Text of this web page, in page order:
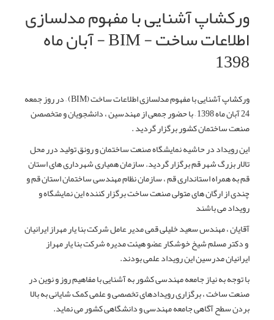
وركشاپ آشنایی با مفهوم مدلسازی
اطلاعات ساخت - BIM - آبان ماه
1398
ورکشاپ آشنایی با مفهوم مدلسازی اطلاعات ساخت (BIM) – در روز جمعه
24 آبان ماه 1398 – با حضور جمعی از مهندسین ، دانشجویان و متخصصن
صنعت ساختمان کشور برگزار گردید .
این رویداد در حاشیه نمایشگاه صنعت ساختمان و رونق تولید درر محل
تالار بزرگ شهر قم برگزار گردید. سازمان همیاری شهرداری های استان
قم به همراه استانداری قم ، سازمان نظام مهندسی ساختمان استان قم و
چندی از ارگان های متولی صنعت ساخت برگزار کننده این نمایشگاه و
رویداد می باشند
آقایان ، مهندس سعید خلیلی قمی مدیر عامل شرکت بنا یار مهراز ایرانیان
و دکتر مسلم شیخ خوشکار عضو هیئت مدیره شرکت بنا یار مهراز
ایرانیان مدرسین این رویداد علمی بودند.
با توجه به نیاز جامعه مهندسی کشور به آشنایی با مفاهیم روز و نوین در
صنعت ساخت ، برگزاری رویدادهای تخصصی و علمی کمک شایانی به بالا
بردن سطح آگاهی جامعه مهندسی و دانشگاهی کشور می نماید.